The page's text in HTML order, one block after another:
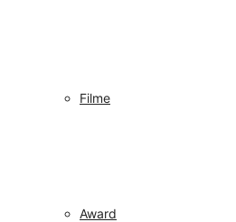
Filme
Award